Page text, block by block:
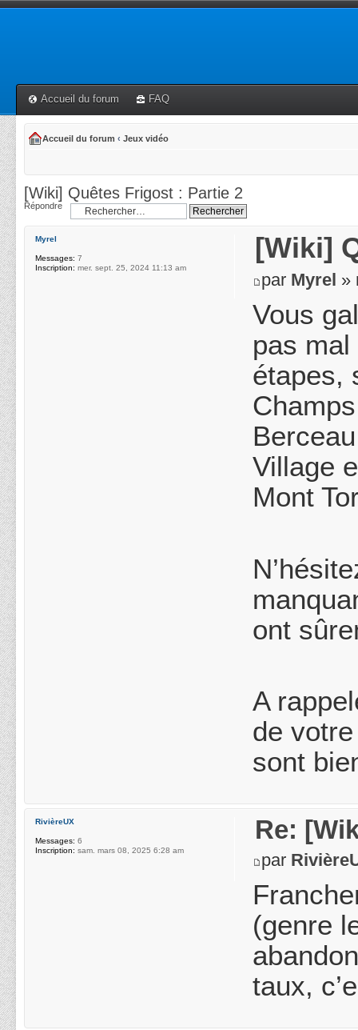
Accueil du forum FAQ
Accueil du forum ‹ Jeux vidéo
[Wiki] Quêtes Frigost : Partie 2
Répondre
[Wiki]
par Myrel »
Vous
pas mal
étapes,
Village
Mont
ont
A
de
sont
Myrel
Messages: 7
Inscription: mer. sept. 25, 2024 11:13 am
Re:
par
(genre
taux,
RivièreUX
Messages: 6
Inscription: sam. mars 08, 2025 6:28 am